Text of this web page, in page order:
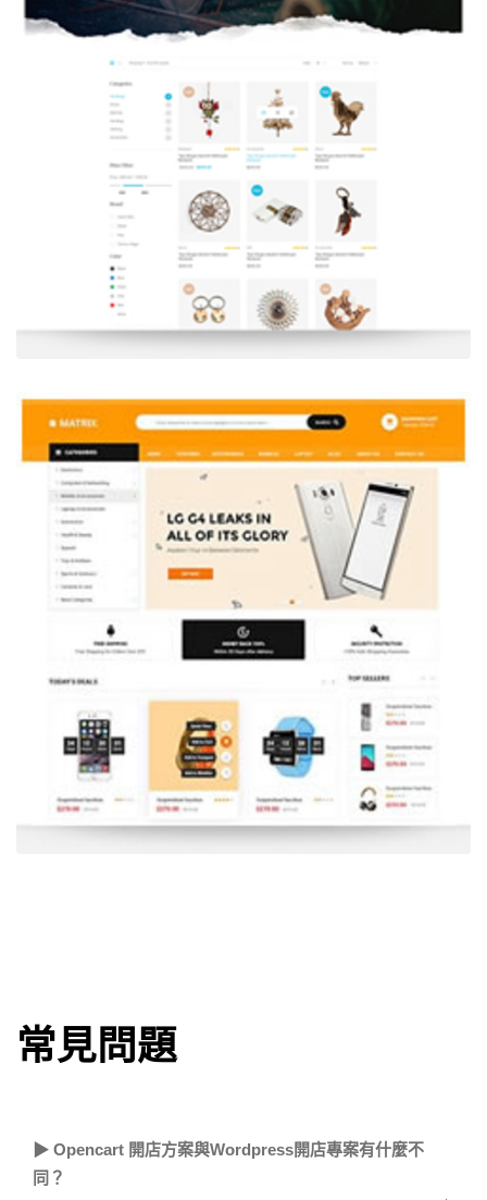
常見問題
▶ Opencart 開店方案與Wordpress開店專案有什麼不
同？